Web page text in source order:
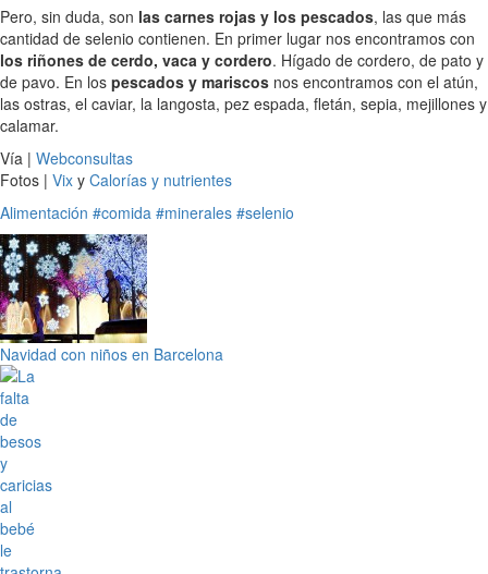
Pero, sin duda, son las carnes rojas y los pescados, las que más
cantidad de selenio contienen. En primer lugar nos encontramos con
los riñones de cerdo, vaca y cordero. Hígado de cordero, de pato y
de pavo. En los pescados y mariscos nos encontramos con el atún,
las ostras, el caviar, la langosta, pez espada, fletán, sepia, mejillones y
calamar.
Vía | Webconsultas
Fotos | Vix y Calorías y nutrientes
Alimentación #comida #minerales #selenio
Navidad con niños en Barcelona